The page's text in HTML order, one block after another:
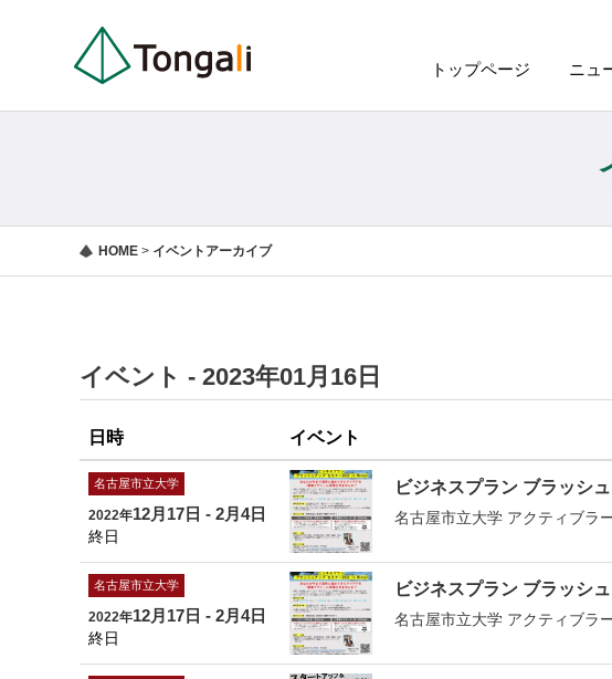
トップページ ニュ
HOME > イベントアーカイブ
イベント - 2023年01月16日
日時 イベント
名古屋市立大学
2022年12月17日 - 2月4日
終日
ビジネスプラン ブラッシ
名古屋市立大学 アクティブラ
名古屋市立大学
2022年12月17日 - 2月4日
終日
ビジネスプラン ブラッシ
名古屋市立大学 アクティブラ